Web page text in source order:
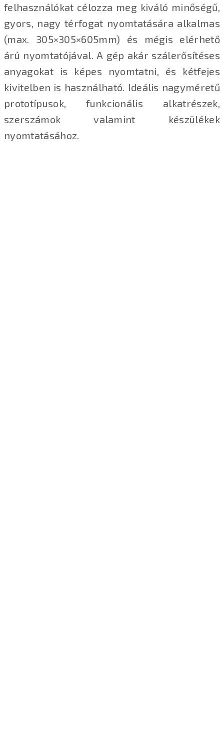
felhasználókat célozza meg kiváló minőségű,
gyors, nagy térfogat nyomtatására alkalmas
(max. 305×305×605mm) és mégis elérhető
árú nyomtatójával. A gép akár szálerősítéses
anyagokat is képes nyomtatni, és kétfejes
kivitelben is használható. Ideális nagyméretű
prototípusok, funkcionális alkatrészek,
szerszámok valamint készülékek
nyomtatásához.